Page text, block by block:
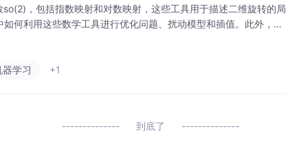
，包括指数映射和对数映射，这些工具用于描述二维旋转的局
何利用这些数学工具进行优化问题、扰动模型和插值。此外，还
学习 +1
到底了